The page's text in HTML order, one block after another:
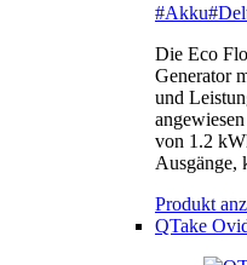
#Akku
Die Eco
Generator
und
von 1.2
Ausgänge,
Produkt
QTake